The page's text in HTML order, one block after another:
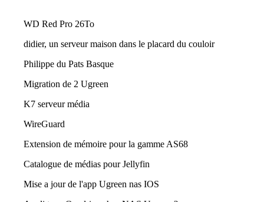
WD Red Pro 26To
didier, un serveur maison dans le placard du couloir
Philippe du Pats Basque
Migration de 2 Ugreen
K7 serveur média
WireGuard
Extension de mémoire pour la gamme AS68
Catalogue de médias pour Jellyfin
Mise a jour de l'app Ugreen nas IOS